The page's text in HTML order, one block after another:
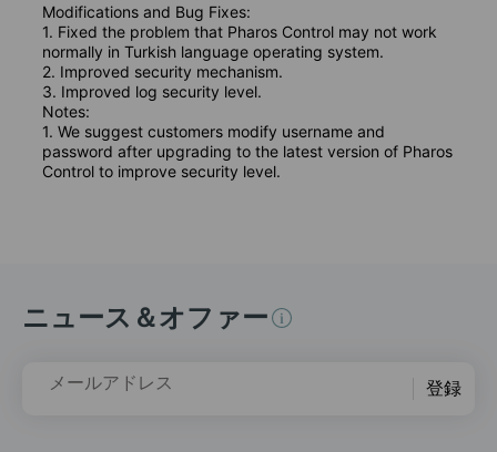
Modifications and Bug Fixes:
1. Fixed the problem that Pharos Control may not work
normally in Turkish language operating system.
2. Improved security mechanism.
3. Improved log security level.
Notes:
1. We suggest customers modify username and
password after upgrading to the latest version of Pharos
Control to improve security level.
ニュース＆オファー
メールアドレス 登録